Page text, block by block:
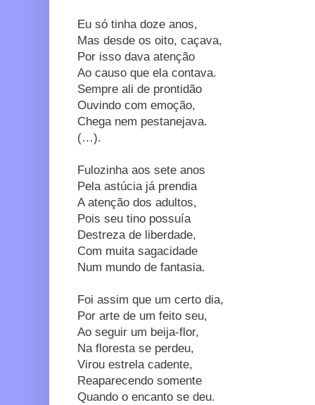
Eu só tinha doze anos,
Mas desde os oito, caçava,
Por isso dava atenção
Ao causo que ela contava.
Sempre ali de prontidão
Ouvindo com emoção,
Chega nem pestanejava.
(…).
Fulozinha aos sete anos
Pela astúcia já prendia
A atenção dos adultos,
Pois seu tino possuía
Destreza de liberdade,
Com muita sagacidade
Num mundo de fantasia.
Foi assim que um certo dia,
Por arte de um feito seu,
Ao seguir um beija-flor,
Na floresta se perdeu,
Virou estrela cadente,
Reaparecendo somente
Quando o encanto se deu.